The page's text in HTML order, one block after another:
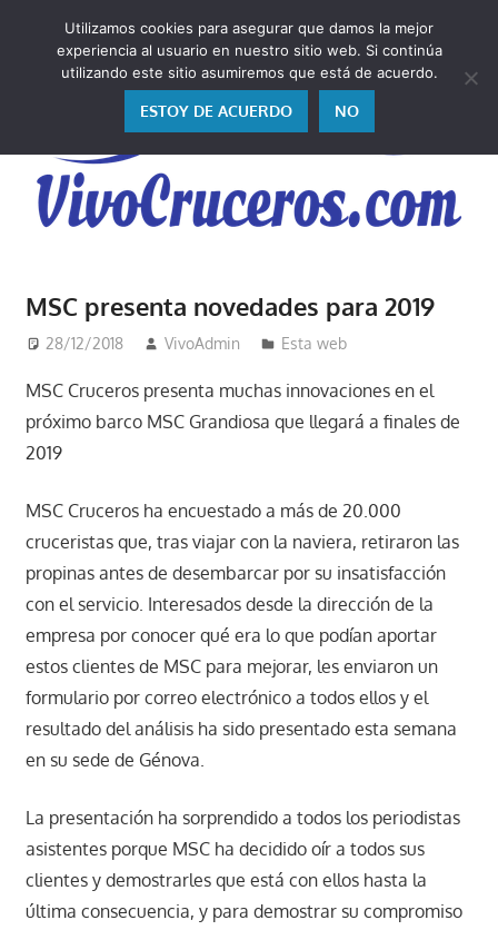
contenido
cruceros
y,
los
vivo,
los
MSC presenta novedades para 2019
28/12/2018 VivoAdmin Esta web
MSC Cruceros presenta muchas innovaciones en el
próximo barco MSC Grandiosa que llegará a finales de
2019
MSC Cruceros ha encuestado a más de 20.000
cruceristas que, tras viajar con la naviera, retiraron las
propinas antes de desembarcar por su insatisfacción
con el servicio. Interesados desde la dirección de la
empresa por conocer qué era lo que podían aportar
estos clientes de MSC para mejorar, les enviaron un
formulario por correo electrónico a todos ellos y el
resultado del análisis ha sido presentado esta semana
en su sede de Génova.
La presentación ha sorprendido a todos los periodistas
asistentes porque MSC ha decidido oír a todos sus
clientes y demostrarles que está con ellos hasta la
última consecuencia, y para demostrar su compromiso
Utilizamos cookies para asegurar que damos la mejor
experiencia al usuario en nuestro sitio web. Si continúa
utilizando este sitio asumiremos que está de acuerdo.
ESTOY DE ACUERDO NO